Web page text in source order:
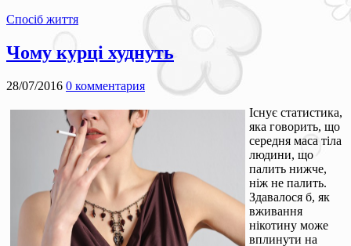
Спосіб життя
Чому курці худнуть
28/07/2016 0 комментария
Існує статистика,
яка говорить, що
середня маса тіла
людини, що
палить нижче,
ніж не палить.
Здавалося б, як
вживання
нікотину може
вплинути на